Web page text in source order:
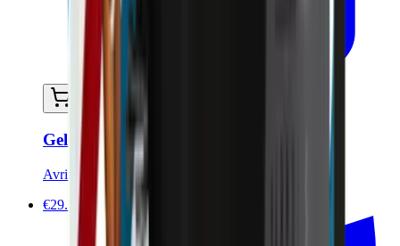
Ajouter au panier
Gel coiffant et fixant cheveux et sourcils
Avril
€29.50